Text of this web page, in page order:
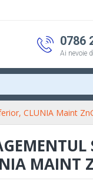
0786
Ai nevoie
CLUNIA Maint
MAINT